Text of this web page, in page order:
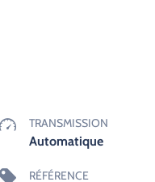
TRANSMISSION
Automatique
RÉFÉRENCE